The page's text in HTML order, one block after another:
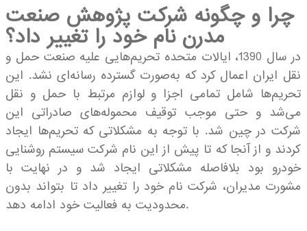
چرا و چگونه شرکت پژوهش صنعت
مدرن نام خود را تغییر داد؟
در سال 1390، ایالات متحده تحریم‌هایی علیه صنعت حمل و
نقل ایران اعمال کرد که به‌صورت گسترده رسانه‌ای نشد. این
تحریم‌ها شامل تمامی اجزا و لوازم مرتبط با حمل و نقل
می‌شد و حتی موجب توقیف محموله‌های صادراتی این
شرکت در چین شد. با توجه به مشکلاتی که تحریم‌ها ایجاد
کردند و از آنجا که تا پیش از این نام شرکت سیستم روشنایی
خودرو بود بلافاصله مشکلاتی ایجاد شد و در نهایت با
مشورت مدیران، شرکت نام خود را تغییر داد تا بتواند بدون
محدودیت به فعالیت خود ادامه دهد.